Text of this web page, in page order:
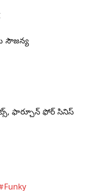
సౌజన్య
ఫార్చూన్ ఫోర్ సినిమాస్